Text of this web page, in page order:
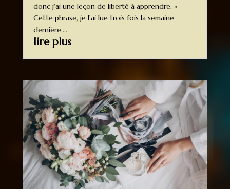
donc j'ai une leçon de liberté à apprendre. »
Cette phrase, je l'ai lue trois fois la semaine
dernière,...
lire plus